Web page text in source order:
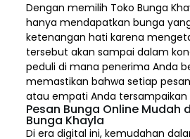
Dengan memilih Toko Bunga
hanya mendapatkan bunga
ketenangan hati karena
tersebut akan sampai dalam
peduli di mana penerima Anda
memastikan bahwa setiap
atau empati Anda
Pesan Bunga Online Mudah
Bunga Khayla
Di era digital ini, kemudahan